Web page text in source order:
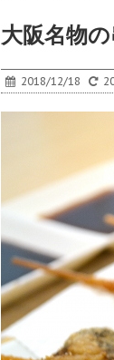
大阪名物
2018/12/18